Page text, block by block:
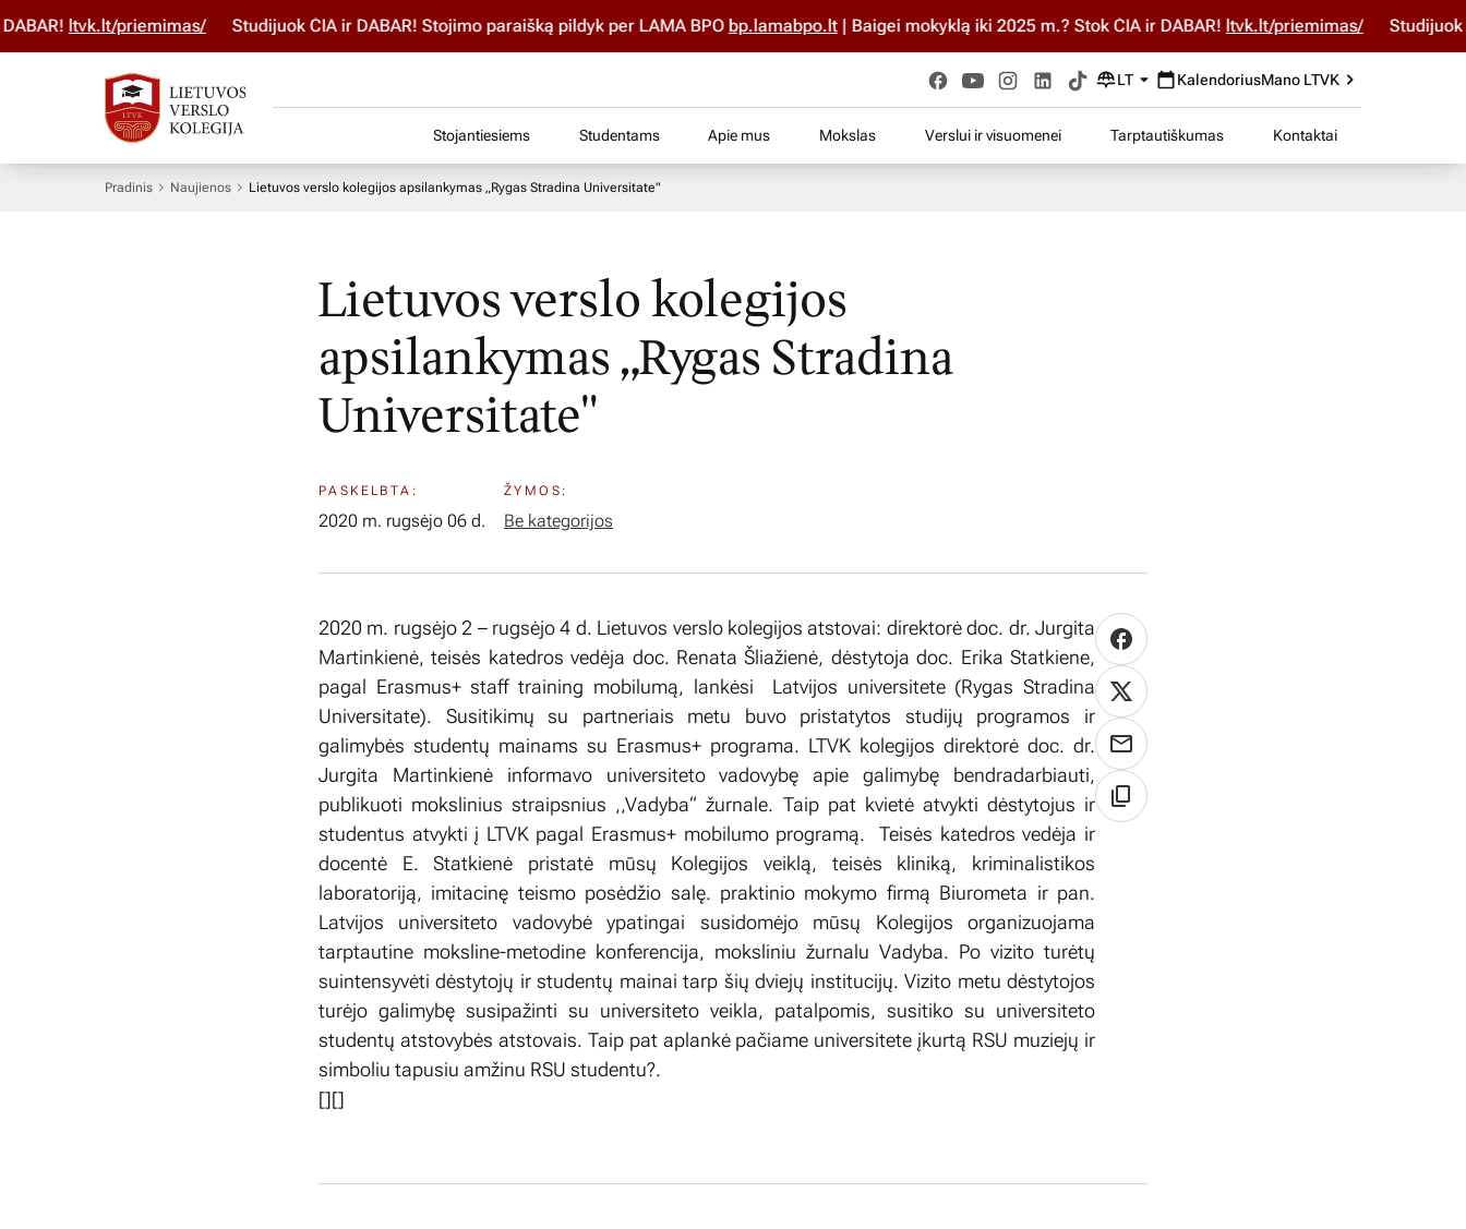
ltvk.lt/priemimas/ Studijuok ČIA ir DABAR! Stojimo paraišką pildyk per LAMA BPObp.lamabpo.lt| Baigei mokyklą iki 2025 m.? Stok ČIA ir DABAR!ltvk.lt/priemimas/ Studijuok ČIA
LT KalendoriusMano LTVK
Stojantiesiems Studentams Apie mus Mokslas Verslui ir visuomenei Tarptautiškumas Kontaktai
Pradinis Naujienos Lietuvos verslo kolegijos apsilankymas „Rygas Stradina Universitate"
Lietuvos verslo kolegijos
apsilankymas „Rygas Stradina
Universitate"
PASKELBTA:
2020 m. rugsėjo 06 d.
ŽYMOS:
Be kategorijos
2020 m. rugsėjo 2 – rugsėjo 4 d. Lietuvos verslo kolegijos atstovai: direktorė doc. dr. Jurgita
Martinkienė, teisės katedros vedėja doc. Renata Šliažienė, dėstytoja doc. Erika Statkiene,
pagal Erasmus+ staff training mobilumą, lankėsi Latvijos universitete (Rygas Stradina
Universitate). Susitikimų su partneriais metu buvo pristatytos studijų programos ir
galimybės studentų mainams su Erasmus+ programa. LTVK kolegijos direktorė doc. dr.
Jurgita Martinkienė informavo universiteto vadovybę apie galimybę bendradarbiauti,
publikuoti mokslinius straipsnius ,,Vadyba“ žurnale. Taip pat kvietė atvykti dėstytojus ir
studentus atvykti į LTVK pagal Erasmus+ mobilumo programą. Teisės katedros vedėja ir
docentė E. Statkienė pristatė mūsų Kolegijos veiklą, teisės kliniką, kriminalistikos
laboratoriją, imitacinę teismo posėdžio salę. praktinio mokymo firmą Biurometa ir pan.
Latvijos universiteto vadovybė ypatingai susidomėjo mūsų Kolegijos organizuojama
tarptautine moksline-metodine konferencija, moksliniu žurnalu Vadyba. Po vizito turėtų
suintensyvėti dėstytojų ir studentų mainai tarp šių dviejų institucijų. Vizito metu dėstytojos
turėjo galimybę susipažinti su universiteto veikla, patalpomis, susitiko su universiteto
studentų atstovybės atstovais. Taip pat aplankė pačiame universitete įkurtą RSU muziejų ir
simboliu tapusiu amžinu RSU studentu?.
[][]